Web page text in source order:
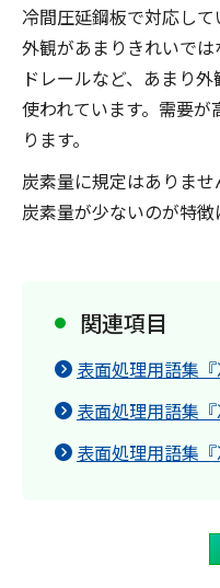
冷間圧延鋼板で対応して
外観があまりきれいで
ドレールなど、あまり
使われています。需要
ります。
炭素量に規定はありま
炭素量が少ないのが特徴
関連項目
表面処理用語集『
表面処理用語集『
表面処理用語集『